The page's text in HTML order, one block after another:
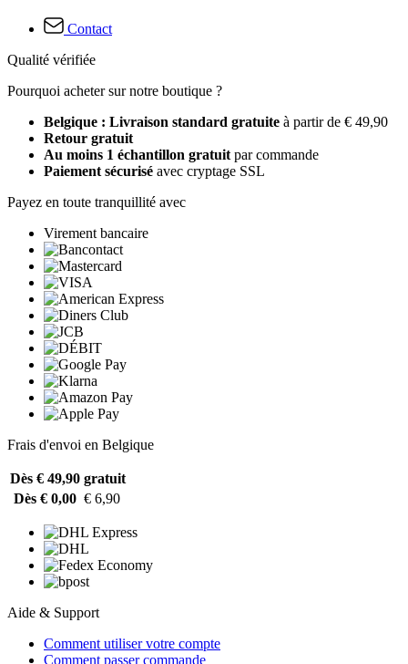
Contact
Qualité vérifiée
Pourquoi acheter sur notre boutique ?
Belgique : Livraison standard gratuite à partir de € 49,90
Retour gratuit
Au moins 1 échantillon gratuit par commande
Paiement sécurisé avec cryptage SSL
Payez en toute tranquillité avec
Virement bancaire
Frais d'envoi en Belgique
Dès € 49,90 gratuit
Dès € 0,00 € 6,90
Aide & Support
Comment utiliser votre compte
Comment passer commande